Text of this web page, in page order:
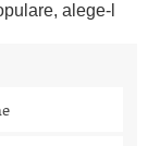
alege-l